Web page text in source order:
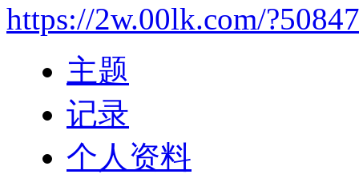
https://2w.00lk.com/?50847
主题
记录
个人资料